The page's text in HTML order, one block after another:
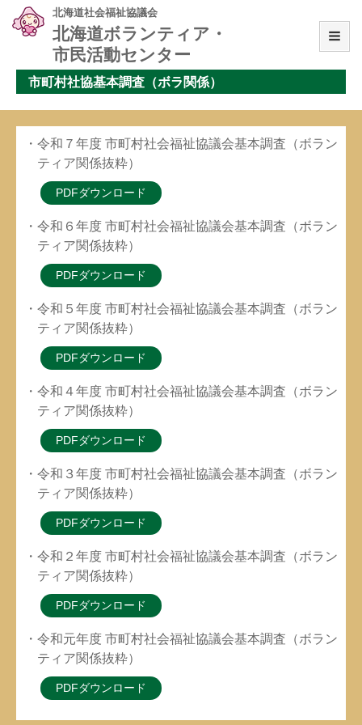
北海道社会福祉協議会
北海道ボランティア・
市民活動センター
市町村社協基本調査（ボラ関係）
・令和７年度 市町村社会福祉協議会基本調査（ボラン
ティア関係抜粋）
PDFダウンロード
・令和６年度 市町村社会福祉協議会基本調査（ボラン
ティア関係抜粋）
PDFダウンロード
・令和５年度 市町村社会福祉協議会基本調査（ボラン
ティア関係抜粋）
PDFダウンロード
・令和４年度 市町村社会福祉協議会基本調査（ボラン
ティア関係抜粋）
PDFダウンロード
・令和３年度 市町村社会福祉協議会基本調査（ボラン
ティア関係抜粋）
PDFダウンロード
・令和２年度 市町村社会福祉協議会基本調査（ボラン
ティア関係抜粋）
PDFダウンロード
・令和元年度 市町村社会福祉協議会基本調査（ボラン
ティア関係抜粋）
PDFダウンロード